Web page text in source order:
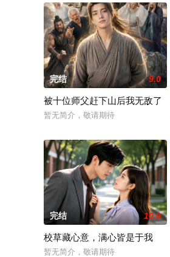
完结 9.0
被十位师父赶下山后我无敌了
暂无简介，敬请期待
完结 10.0
校草藏心意，满心皆是于我
暂无简介，敬请期待